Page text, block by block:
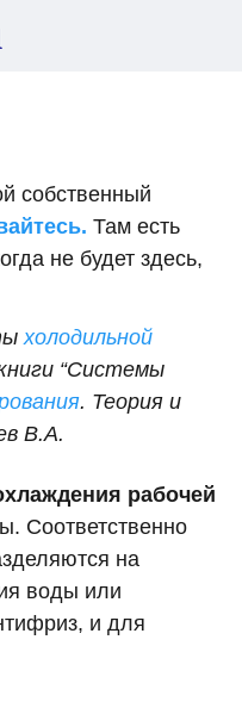
собственный
Там есть
не будет здесь,
холодильной
“Системы
. Теория и
В.А.
рабочей
Соответственно
на
воды или
и для